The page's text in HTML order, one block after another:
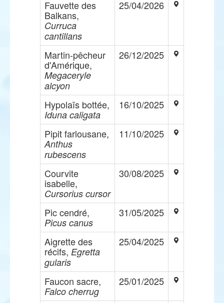
Fauvette des
Balkans,
Curruca
cantillans
25/04/2026
Martin-pêcheur
d'Amérique,
Megaceryle
alcyon
26/12/2025
Hypolaïs bottée,
Iduna caligata
16/10/2025
Pipit farlousane,
Anthus
rubescens
11/10/2025
Courvite
isabelle,
Cursorius cursor
30/08/2025
Pic cendré,
Picus canus
31/05/2025
Aigrette des
récifs, Egretta
gularis
25/04/2025
Faucon sacre,
Falco cherrug
25/01/2025